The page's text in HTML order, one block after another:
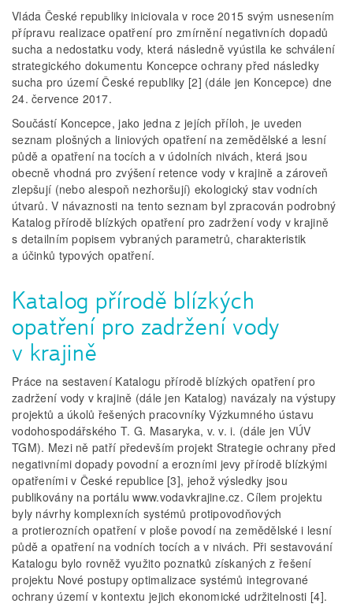
Vláda České republiky iniciovala v roce 2015 svým usnesením
přípravu realizace opatření pro zmírnění negativních dopadů
sucha a nedostatku vody, která následně vyústila ke schválení
strategického dokumentu Koncepce ochrany před následky
sucha pro území České republiky [2] (dále jen Koncepce) dne
24. července 2017.
Součástí Koncepce, jako jedna z jejích příloh, je uveden
seznam plošných a liniových opatření na zemědělské a lesní
půdě a opatření na tocích a v údolních nivách, která jsou
obecně vhodná pro zvýšení retence vody v krajině a zároveň
zlepšují (nebo alespoň nezhoršují) ekologický stav vodních
útvarů. V návaznosti na tento seznam byl zpracován podrobný
Katalog přírodě blízkých opatření pro zadržení vody v krajině
s detailním popisem vybraných parametrů, charakteristik
a účinků typových opatření.
Katalog přírodě blízkých
opatření pro zadržení vody
v krajině
Práce na sestavení Katalogu přírodě blízkých opatření pro
zadržení vody v krajině (dále jen Katalog) navázaly na výstupy
projektů a úkolů řešených pracovníky Výzkumného ústavu
vodohospodářského T. G. Masaryka, v. v. i. (dále jen VÚV
TGM). Mezi ně patří především projekt Strategie ochrany před
negativními dopady povodní a erozními jevy přírodě blízkými
opatřeními v České republice [3], jehož výsledky jsou
publikovány na portálu www.vodavkrajine.cz. Cílem projektu
byly návrhy komplexních systémů protipovodňových
a protierozních opatření v ploše povodí na zemědělské i lesní
půdě a opatření na vodních tocích a v nivách. Při sestavování
Katalogu bylo rovněž využito poznatků získaných z řešení
projektu Nové postupy optimalizace systémů integrované
ochrany území v kontextu jejich ekonomické udržitelnosti [4].